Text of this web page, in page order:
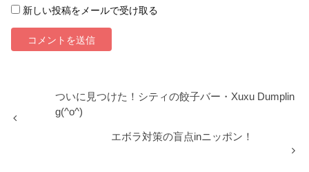
新しい投稿をメールで受け取る
ついに見つけた！シティの餃子バー・Xuxu Dumplin
g(^o^)
エボラ対策の盲点inニッポン！